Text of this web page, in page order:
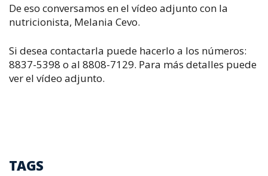
De eso conversamos en el vídeo adjunto con la
nutricionista, Melania Cevo.
Si desea contactarla puede hacerlo a los números:
8837-5398 o al 8808-7129. Para más detalles puede
ver el vídeo adjunto.
TAGS